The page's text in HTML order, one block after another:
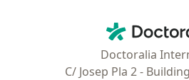
Doctoralia
C/ Josep Pla 2 -